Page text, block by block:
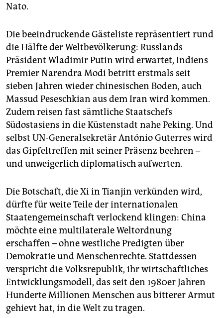
Nato.
Die beeindruckende Gästeliste repräsentiert rund
die Hälfte der Weltbevölkerung: Russlands
Präsident Wladimir Putin wird erwartet, Indiens
Premier Narendra Modi betritt erstmals seit
sieben Jahren wieder chinesischen Boden, auch
Massud Peseschkian aus dem Iran wird kommen.
Zudem reisen fast sämtliche Staatschefs
Südostasiens in die Küstenstadt nahe Peking. Und
selbst UN-Generalsekretär António Guterres wird
das Gipfeltreffen mit seiner Präsenz beehren –
und unweigerlich diplomatisch aufwerten.
Die Botschaft, die Xi in Tianjin verkünden wird,
dürfte für weite Teile der internationalen
Staatengemeinschaft verlockend klingen: China
möchte eine multilaterale Weltordnung
erschaffen – ohne westliche Predigten über
Demokratie und Menschenrechte. Stattdessen
verspricht die Volksrepublik, ihr wirtschaftliches
Entwicklungsmodell, das seit den 1980er Jahren
Hunderte Millionen Menschen aus bitterer Armut
gehievt hat, in die Welt zu tragen.